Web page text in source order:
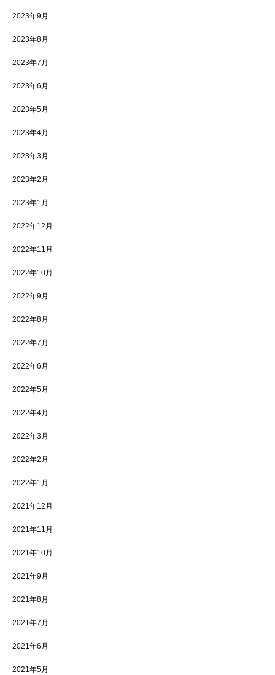
2023年9月
2023年8月
2023年7月
2023年6月
2023年5月
2023年4月
2023年3月
2023年2月
2023年1月
2022年12月
2022年11月
2022年10月
2022年9月
2022年8月
2022年7月
2022年6月
2022年5月
2022年4月
2022年3月
2022年2月
2022年1月
2021年12月
2021年11月
2021年10月
2021年9月
2021年8月
2021年7月
2021年6月
2021年5月